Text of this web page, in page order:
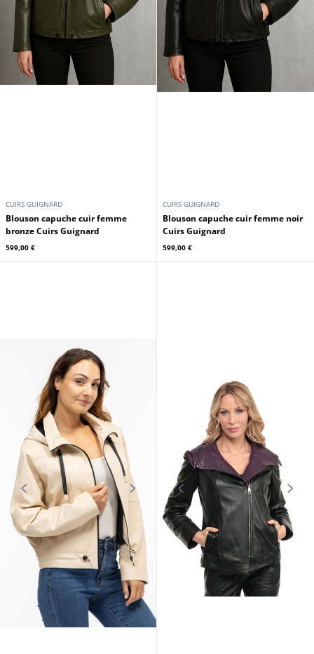
CUIRS GUIGNARD
Blouson capuche cuir femme
bronze Cuirs Guignard
599,00 €
CUIRS GUIGNARD
Blouson capuche cuir femme noir
Cuirs Guignard
599,00 €